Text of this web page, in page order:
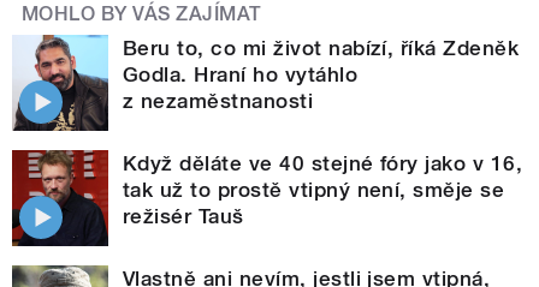
MOHLO BY VÁS ZAJÍMAT
Beru to, co mi život nabízí, říká Zdeněk
Godla. Hraní ho vytáhlo
z nezaměstnanosti
Když děláte ve 40 stejné fóry jako v 16,
tak už to prostě vtipný není, směje se
režisér Tauš
Vlastně ani nevím, jestli jsem vtipná,